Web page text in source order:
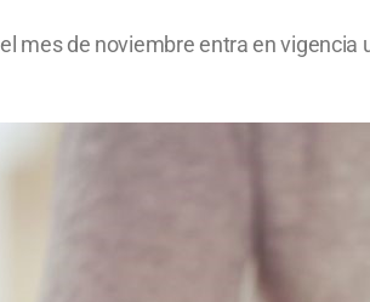
mes de noviembre entra en vigencia